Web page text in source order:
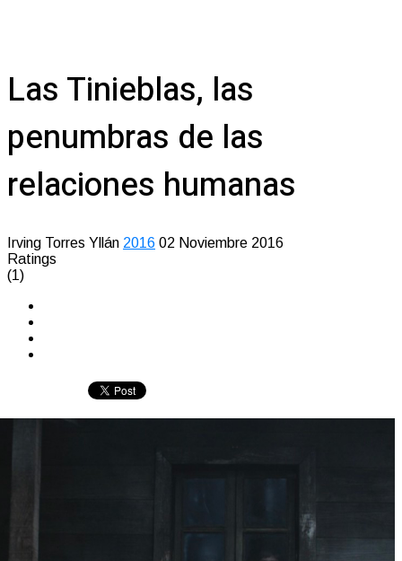
Las Tinieblas, las
penumbras de las
relaciones humanas
Irving Torres Yllán 2016 02 Noviembre 2016
Ratings
(1)